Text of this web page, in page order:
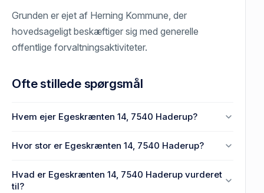
Grunden er ejet af Herning Kommune, der
hovedsageligt beskæftiger sig med generelle
offentlige forvaltningsaktiviteter.
Ofte stillede spørgsmål
Hvem ejer Egeskrænten 14, 7540 Haderup?
Hvor stor er Egeskrænten 14, 7540 Haderup?
Haderup.
Hvad er Egeskrænten 14, 7540 Haderup vurderet
til?